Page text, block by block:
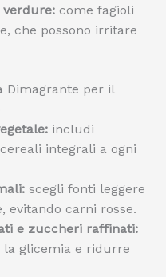
come fagioli
che possono irritare
Dimagrante per il
includi
integrali a ogni
scegli fonti leggere
evitando carni rosse.
e zuccheri raffinati:
glicemia e ridurre